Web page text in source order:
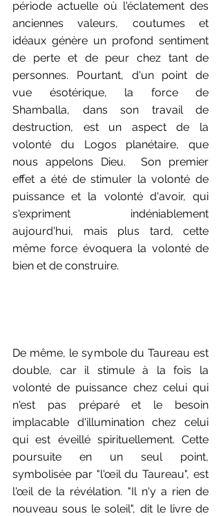
période actuelle où l'éclatement des
anciennes valeurs, coutumes et
idéaux génère un profond sentiment
de perte et de peur chez tant de
personnes. Pourtant, d'un point de
vue ésotérique, la force de
Shamballa, dans son travail de
destruction, est un aspect de la
volonté du Logos planétaire, que
nous appelons Dieu.  Son premier
effet a été de stimuler la volonté de
puissance et la volonté d'avoir, qui
s'expriment indéniablement
aujourd'hui, mais plus tard, cette
même force évoquera la volonté de
bien et de construire.
De même, le symbole du Taureau est
double, car il stimule à la fois la
volonté de puissance chez celui qui
n'est pas préparé et le besoin
implacable d'illumination chez celui
qui est éveillé spirituellement. Cette
poursuite en un seul point,
symbolisée par "l'œil du Taureau", est
l'œil de la révélation. "Il n'y a rien de
nouveau sous le soleil", dit le livre de